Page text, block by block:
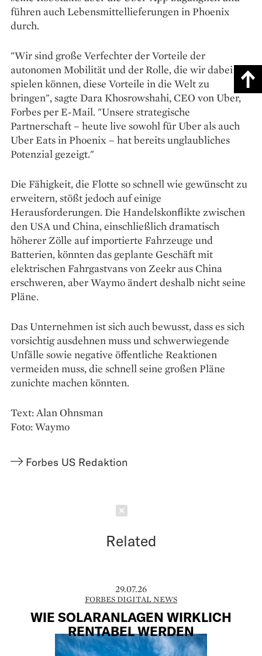
führen auch Lebensmittellieferungen in Phoenix
durch.
"Wir sind große Verfechter der Vorteile der
autonomen Mobilität und der Rolle, die wir dabei
spielen können, diese Vorteile in die Welt zu
bringen", sagte Dara Khosrowshahi, CEO von Uber,
Forbes per E-Mail. "Unsere strategische
Partnerschaft – heute live sowohl für Uber als auch
Uber Eats in Phoenix – hat bereits unglaubliches
Potenzial gezeigt."
Die Fähigkeit, die Flotte so schnell wie gewünscht zu
erweitern, stößt jedoch auf einige
Herausforderungen. Die Handelskonflikte zwischen
den USA und China, einschließlich dramatisch
höherer Zölle auf importierte Fahrzeuge und
Batterien, könnten das geplante Geschäft mit
elektrischen Fahrgastvans von Zeekr aus China
erschweren, aber Waymo ändert deshalb nicht seine
Pläne.
Das Unternehmen ist sich auch bewusst, dass es sich
vorsichtig ausdehnen muss und schwerwiegende
Unfälle sowie negative öffentliche Reaktionen
vermeiden muss, die schnell seine großen Pläne
zunichte machen könnten.
Text: Alan Ohnsman
Foto: Waymo
Forbes US Redaktion
Related
29.07.26
FORBES DIGITAL NEWS
WIE SOLARANLAGEN WIRKLICH
RENTABEL WERDEN